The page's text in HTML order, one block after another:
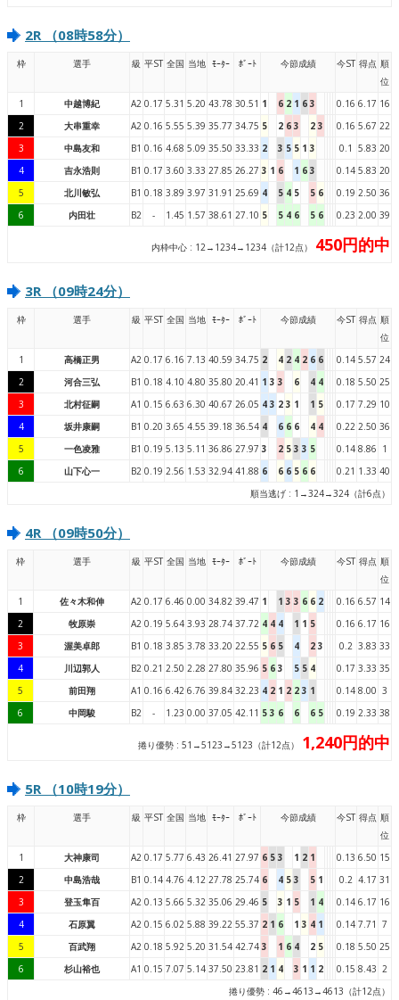
2R （08時58分）
枠 選手 級 平ST 全国 当地 ﾓｰﾀｰ ﾎﾞｰﾄ 今節成績 今ST 得点 順
位
1
中越博紀 A2 0.17 5.31 5.20 43.78 30.51 1 6 2 1 6 3 0.16 6.17 16
2
大串重幸 A2 0.16 5.55 5.39 35.77 34.75 5 2 6 3 2 3 0.16 5.67 22
3
中島友和 B1 0.16 4.68 5.09 35.50 33.33 2 3 5 5 1 3 0.1 5.83 20
4
吉永浩則 B1 0.17 3.60 3.33 27.85 26.27 3 1 6 1 6 3 0.14 5.83 20
5
北川敏弘 B1 0.18 3.89 3.97 31.91 25.69 4 5 4 5 5 6 0.19 2.50 36
6
内田壮 B2 - 1.45 1.57 38.61 27.10 5 5 4 6 5 6 0.23 2.00 39
内枠中心 : 12→1234→1234（計12点） 450円的中
3R （09時24分）
枠 選手 級 平ST 全国 当地 ﾓｰﾀｰ ﾎﾞｰﾄ 今節成績 今ST 得点 順
位
1
高橋正男 A2 0.17 6.16 7.13 40.59 34.75 2 4 2 4 2 6 6 0.14 5.57 24
2
河合三弘 B1 0.18 4.10 4.80 35.80 20.41 1 3 3 6 4 4 0.18 5.50 25
3
北村征嗣 A1 0.15 6.63 6.30 40.67 26.05 4 3 2 3 1 1 5 0.17 7.29 10
4
坂井康嗣 B1 0.20 3.65 4.55 39.18 36.54 4 6 6 6 4 4 0.22 2.50 36
5
一色凌雅 B1 0.19 5.13 5.11 36.86 27.97 3 2 5 3 3 5 0.14 8.86 1
6
山下心一 B2 0.19 2.56 1.53 32.94 41.88 6 6 6 5 6 6 0.21 1.33 40
順当逃げ : 1→324→324（計6点）
4R （09時50分）
枠 選手 級 平ST 全国 当地 ﾓｰﾀｰ ﾎﾞｰﾄ 今節成績 今ST 得点 順
位
1
佐々木和伸 A2 0.17 6.46 0.00 34.82 39.47 1 1 3 3 6 6 2 0.16 6.57 14
2
牧原崇 A2 0.19 5.64 3.93 28.74 37.72 4 4 4 1 1 5 0.16 6.17 16
3
渥美卓郎 B1 0.18 3.85 3.78 33.20 22.55 5 6 5 4 2 3 0.2 3.83 33
4
川辺郭人 B2 0.21 2.50 2.28 27.80 35.96 5 6 3 5 5 4 0.17 3.33 35
5
前田翔 A1 0.16 6.42 6.76 39.84 32.23 4 2 1 2 2 3 1 0.14 8.00 3
6
中岡駿 B2 - 1.23 0.00 37.05 42.11 5 3 6 6 6 5 0.19 2.33 38
捲り優勢 : 51→5123→5123（計12点） 1,240円的中
5R （10時19分）
枠 選手 級 平ST 全国 当地 ﾓｰﾀｰ ﾎﾞｰﾄ 今節成績 今ST 得点 順
位
1
大神康司 A2 0.17 5.77 6.43 26.41 27.97 6 5 3 1 2 1 0.13 6.50 15
2
中島浩哉 B1 0.14 4.76 4.12 27.78 25.74 6 4 5 3 5 1 0.2 4.17 31
3
登玉隼百 A2 0.13 5.66 5.32 35.06 29.46 5 3 1 5 1 4 0.14 6.17 16
4
石原翼 A2 0.15 6.02 5.88 39.22 55.37 2 1 6 1 3 4 1 0.14 7.71 7
5
百武翔 A2 0.18 5.92 5.20 31.54 42.74 3 1 6 4 2 5 0.18 5.50 25
6
杉山裕也 A1 0.15 7.07 5.14 37.50 23.81 2 1 4 3 1 1 2 0.15 8.43 2
捲り優勢 : 46→4613→4613（計12点）